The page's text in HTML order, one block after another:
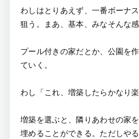
わしはとりあえず、一番ボーナ
狙う。まあ、基本、みなそんな感
プール付きの家だとか、公園を
ていく。
わし「これ、増築したらかなり楽
増築を選ぶと、隣りあわせの家
埋めることができる。ただしや